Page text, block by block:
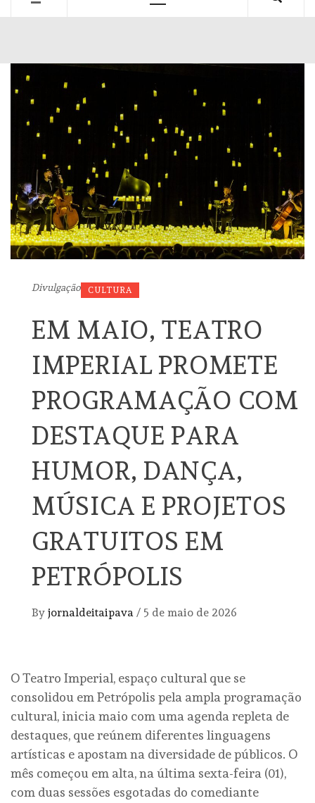
Divulgação CULTURA
EM MAIO, TEATRO
IMPERIAL PROMETE
PROGRAMAÇÃO COM
DESTAQUE PARA
HUMOR, DANÇA,
MÚSICA E PROJETOS
GRATUITOS EM
PETRÓPOLIS
By jornaldeitaipava / 5 de maio de 2026
O Teatro Imperial, espaço cultural que se
consolidou em Petrópolis pela ampla programação
cultural, inicia maio com uma agenda repleta de
destaques, que reúnem diferentes linguagens
artísticas e apostam na diversidade de públicos. O
mês começou em alta, na última sexta-feira (01),
com duas sessões esgotadas do comediante